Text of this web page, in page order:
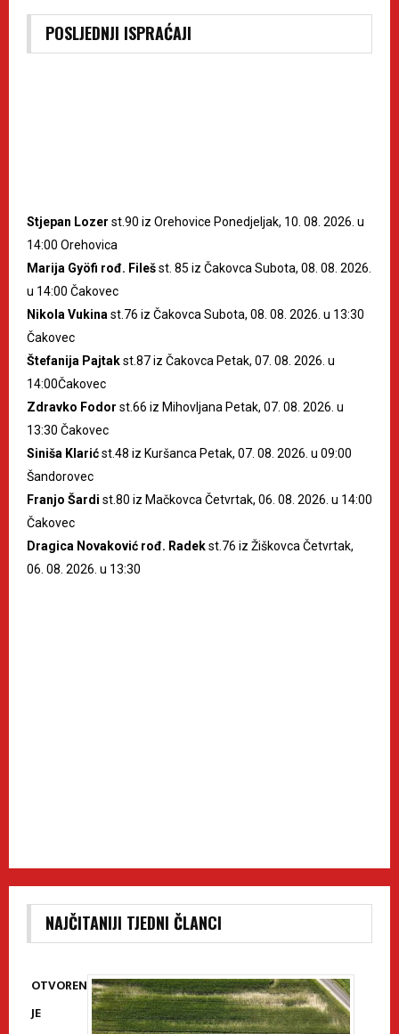
POSLJEDNJI ISPRAĆAJI
Stjepan Lozer st.90 iz Orehovice Ponedjeljak, 10. 08. 2026. u
14:00 Orehovica
Marija Gyöfi rođ. Filešst. 85 iz Čakovca Subota, 08. 08. 2026.
u 14:00 Čakovec
Nikola Vukina st.76 iz Čakovca Subota, 08. 08. 2026. u 13:30
Čakovec
Štefanija Pajtakst.87 iz Čakovca Petak, 07. 08. 2026. u
14:00Čakovec
Zdravko Fodor st.66 iz Mihovljana Petak, 07. 08. 2026. u
13:30 Čakovec
Siniša Klarićst.48 iz Kuršanca Petak, 07. 08. 2026. u 09:00
Šandorovec
Franjo Šardi st.80 iz Mačkovca Četvrtak, 06. 08. 2026. u 14:00
Čakovec
Dragica Novaković rođ. Radekst.76 iz Žiškovca Četvrtak,
06. 08. 2026. u 13:30
NAJČITANIJI TJEDNI ČLANCI
OTVOREN
JE